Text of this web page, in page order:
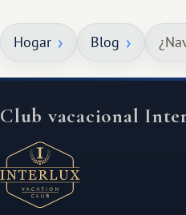
qué ser algo grandioso,
cálido y memorable.
Hogar Blog
Club vacacional